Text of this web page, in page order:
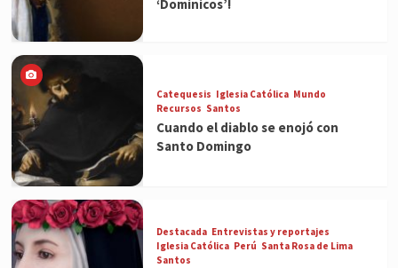
‘Dominicos’!
Catequesis Iglesia Católica Mundo
Recursos Santos
Cuando el diablo se enojó con
Santo Domingo
Destacada Entrevistas y reportajes
Iglesia Católica Perú Santa Rosa de Lima
Santos